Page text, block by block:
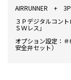
AIRRUNNER +
３Ｐデジタルコン
ＳＷレス」
オプション設定：
安全弁セット）